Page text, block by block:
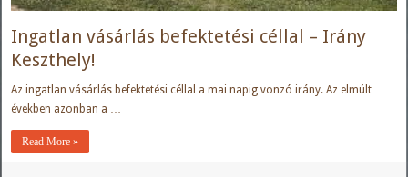
Ingatlan vásárlás befektetési céllal – Irány
Keszthely!
Az ingatlan vásárlás befektetési céllal a mai napig vonzó irány. Az elmúlt
években azonban a …
Read More »